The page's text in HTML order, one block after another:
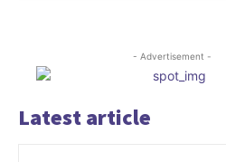
- Advertisement -
Latest article